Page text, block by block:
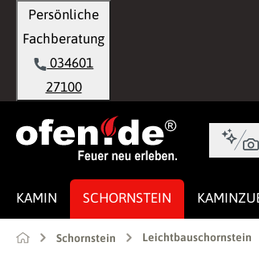
Zur Hauptnavigation springen
Persönliche
Fachberatung
034601
27100
KAMIN SCHORNSTEIN
Schornstein Leichtbauschornstein